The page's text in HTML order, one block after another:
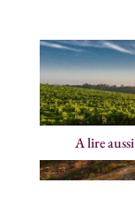
A lire aussi